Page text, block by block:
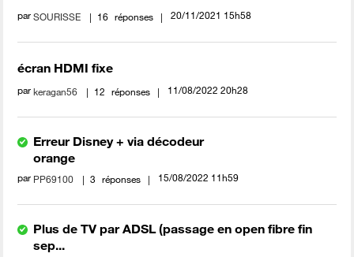
parSOURISSE 16 réponses ‎20/11/2021 15h58
écran HDMI fixe
parkeragan56 12 réponses ‎11/08/2022 20h28
Erreur Disney + via décodeur
orange
par PP69100 3 réponses ‎15/08/2022 11h59
Plus de TV par ADSL (passage en open fibre fin
sep...